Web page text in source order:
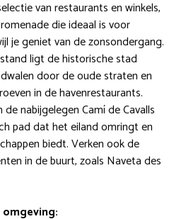
van restaurants en winkels,
die ideaal is voor
je geniet van de zonsondergang.
ligt de historische stad
door de oude straten en
in de havenrestaurants.
nabijgelegen Camí de Cavalls
pad dat het eiland omringt en
biedt. Verken ook de
in de buurt, zoals Naveta des